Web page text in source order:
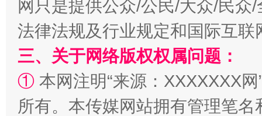
阿坝州三大球赛在茂县开幕 规模
网只是提供公众/公民/大众/民
法律法规及行业规定和国际互
三、关于网络版权权属问题：
① 本网注明“来源：XXXXXXX
所有。本传媒网站拥有管理笔